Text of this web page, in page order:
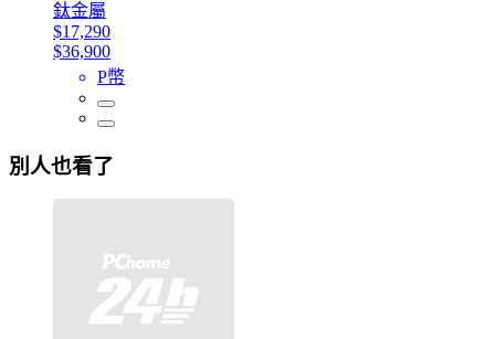
鈦金屬
$17,290
$36,900
P幣
別人也看了